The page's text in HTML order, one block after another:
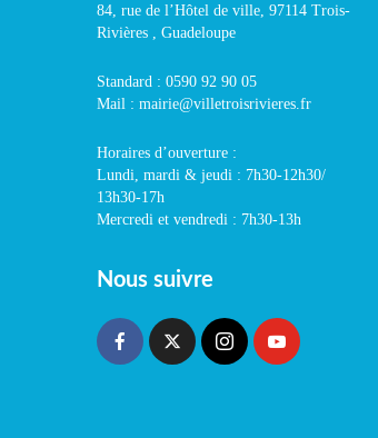
84, rue de l’Hôtel de ville, 97114 Trois-
Rivières , Guadeloupe
Standard : 0590 92 90 05
Mail : mairie@villetroisrivieres.fr
Horaires d’ouverture :
Lundi, mardi & jeudi : 7h30-12h30/
13h30-17h
Mercredi et vendredi : 7h30-13h
Nous suivre